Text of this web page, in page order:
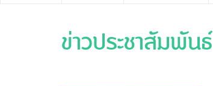
ข่าวประชาสัมพันธ์